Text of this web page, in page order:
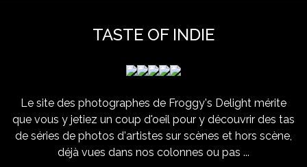
TASTE OF INDIE
Le site des photographes de Froggy's Delight mérite
que vous y jetiez un coup d'oeil pour y découvrir des tas
de séries de photos d'artistes sur scènes et hors scène,
déjà vues dans nos colonnes ou pas ...